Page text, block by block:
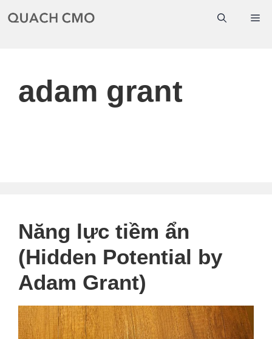
đến
adam grant
Năng lực tiềm ẩn
(Hidden Potential by
Adam Grant)